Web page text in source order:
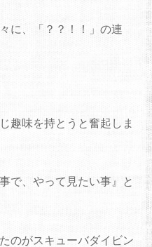
に、「？？！！」の連
趣味を持とうと奮起しま
で、やって見たい事』と
のがスキューバダイビン